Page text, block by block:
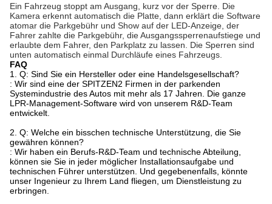
Ein Fahrzeug stoppt am Ausgang, kurz vor der Sperre. Die
Kamera erkennt automatisch die Platte, dann erklärt die Software
atomar die Parkgebühr und Show auf der LED-Anzeige, der
Fahrer zahlte die Parkgebühr, die Ausgangssperrenaufstiege und
erlaubte dem Fahrer, den Parkplatz zu lassen. Die Sperren sind
unten automatisch einmal Durchläufe eines Fahrzeugs.
FAQ
1. Q: Sind Sie ein Hersteller oder eine Handelsgesellschaft?
: Wir sind eine der SPITZEN2 Firmen in der parkenden
Systemindustrie des Autos mit mehr als 17 Jahren. Die ganze
LPR-Management-Software wird von unserem R&D-Team
entwickelt.
2. Q: Welche ein bisschen technische Unterstützung, die Sie
gewähren können?
: Wir haben ein Berufs-R&D-Team und technische Abteilung,
können sie Sie in jeder möglicher Installationsaufgabe und
technischen Führer unterstützen. Und gegebenenfalls, könnte
unser Ingenieur zu Ihrem Land fliegen, um Dienstleistung zu
erbringen.